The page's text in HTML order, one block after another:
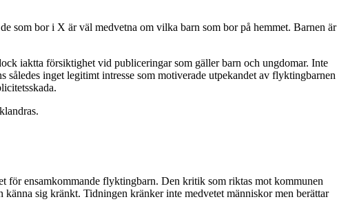
som bor i X är väl medvetna om vilka barn som bor på hemmet. Barnen är
iaktta försiktighet vid publiceringar som gäller barn och ungdomar. Inte
inget legitimt intresse som motiverade utpekandet av flyktingbarnen
för ensamkommande flyktingbarn. Den kritik som riktas mot kommunen
sig kränkt. Tidningen kränker inte medvetet människor men berättar